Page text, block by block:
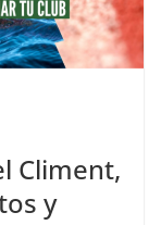
Climent,
y